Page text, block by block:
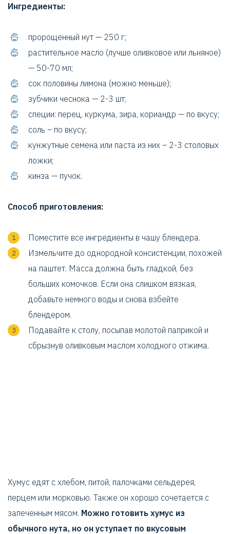
Ингредиенты:
пророщенный нут — 250 г;
растительное масло (лучше оливковое или льняное)
— 50-70 мл;
сок половины лимона (можно меньше);
зубчики чеснока — 2-3 шт;
специи: перец, куркума, зира, кориандр — по вкусу;
соль – по вкусу;
кунжутные семена или паста из них – 2-3 столовых
ложки;
кинза — пучок.
Способ приготовления:
Поместите все ингредиенты в чашу блендера.
Измельчите до однородной консистенции, похожей
на паштет. Масса должна быть гладкой, без
больших комочков. Если она слишком вязкая,
добавьте немного воды и снова взбейте
блендером.
Подавайте к столу, посыпав молотой паприкой и
сбрызнув оливковым маслом холодного отжима.
Хумус едят с хлебом, питой, палочками сельдерея,
перцем или морковью. Также он хорошо сочетается с
запеченным мясом. Можно готовить хумус из
обычного нута, но он уступает по вкусовым